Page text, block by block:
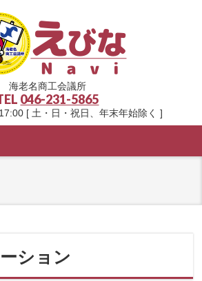
海老名商工会議所
046-231-5865
[ 土・日・祝日、年末年始除く ]
ション